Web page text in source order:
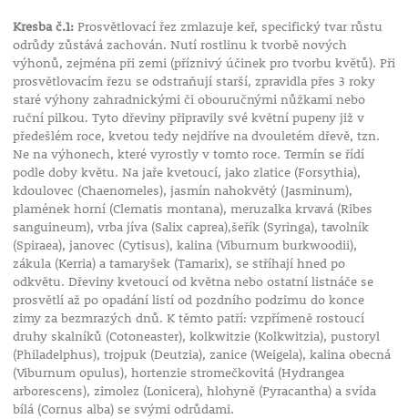
Kresba č.1:Prosvětlovací řez zmlazuje keř, specifický tvar růstu
odrůdy zůstává zachován. Nutí rostlinu k tvorbě nových
výhonů, zejména při zemi (příznivý účinek pro tvorbu květů). Při
prosvětlovacím řezu se odstraňují starší, zpravidla přes 3 roky
staré výhony zahradnickými či obouručnými nůžkami nebo
ruční pilkou. Tyto dřeviny připravily své květní pupeny již v
předešlém roce, kvetou tedy nejdříve na dvouletém dřevě, tzn.
Ne na výhonech, které vyrostly v tomto roce. Termín se řídí
podle doby květu. Na jaře kvetoucí, jako zlatice (Forsythia),
kdoulovec (Chaenomeles), jasmín nahokvětý (Jasminum),
plamének horní (Clematis montana), meruzalka krvavá (Ribes
sanguineum), vrba jíva (Salix caprea),šeřík (Syringa), tavolník
(Spiraea), janovec (Cytisus), kalina (Viburnum burkwoodii),
zákula (Kerria) a tamaryšek (Tamarix), se stříhají hned po
odkvětu. Dřeviny kvetoucí od května nebo ostatní listnáče se
prosvětlí až po opadání listí od pozdního podzimu do konce
zimy za bezmrazých dnů. K těmto patří: vzpřímeně rostoucí
druhy skalníků (Cotoneaster), kolkwitzie (Kolkwitzia), pustoryl
(Philadelphus), trojpuk (Deutzia), zanice (Weigela), kalina obecná
(Viburnum opulus), hortenzie stromečkovitá (Hydrangea
arborescens), zimolez (Lonicera), hlohyně (Pyracantha) a svída
bílá (Cornus alba) se svými odrůdami.